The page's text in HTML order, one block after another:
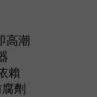
高潮
賴
劑